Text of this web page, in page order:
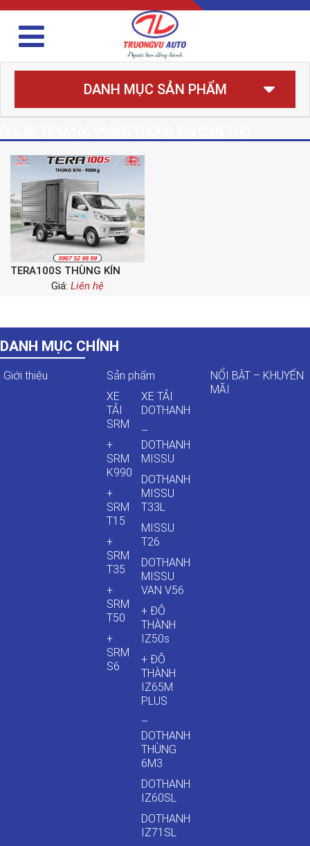
DANH MỤC SẢN PHẨM
TERA100S THÙNG KÍN
Giá: Liên hệ
DANH MỤC CHÍNH
Giới thiệu
Sản phẩm
XE
TẢI
SRM
+
SRM
K990
+
SRM
T15
+
SRM
T35
+
SRM
T50
+
SRM
S6
XE TẢI
DOTHANH
–
DOTHANH
MISSU
DOTHANH
MISSU
T33L
MISSU
T26
DOTHANH
MISSU
VAN V56
+ ĐÔ
THÀNH
IZ50s
+ ĐÔ
THÀNH
IZ65M
PLUS
–
DOTHANH
THÙNG
6M3
DOTHANH
IZ60SL
DOTHANH
IZ71SL
NỔI BẬT – KHUYẾN
MÃI